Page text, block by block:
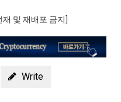
및 재배포 금지]
Write